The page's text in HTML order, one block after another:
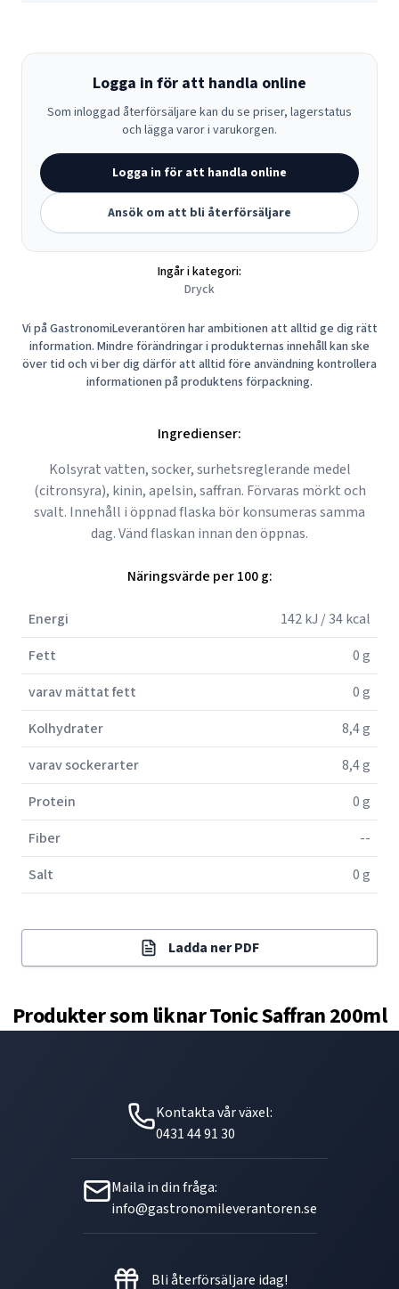
Logga in för att handla online
Som inloggad återförsäljare kan du se priser, lagerstatus
och lägga varor i varukorgen.
Logga in för att handla online
Ansök om att bli återförsäljare
Ingår i kategori:
Dryck
Vi på GastronomiLeverantören har ambitionen att alltid ge dig rätt
information. Mindre förändringar i produkternas innehåll kan ske
över tid och vi ber dig därför att alltid före användning kontrollera
informationen på produktens förpackning.
Ingredienser:
Kolsyrat vatten, socker, surhetsreglerande medel
(citronsyra), kinin, apelsin, saffran. Förvaras mörkt och
svalt. Innehåll i öppnad flaska bör konsumeras samma
dag. Vänd flaskan innan den öppnas.
Näringsvärde per 100 g:
Energi
142 kJ / 34 kcal
Fett
0 g
varav mättat fett
0 g
Kolhydrater
8,4 g
varav sockerarter
8,4 g
Protein
0 g
Fiber
--
Salt
0 g
Ladda ner PDF
Produkter som liknarTonic Saffran 200ml
Kontakta vår växel:
0431 44 91 30
Maila in din fråga:
info@gastronomileverantoren.se
Bli återförsäljare idag!